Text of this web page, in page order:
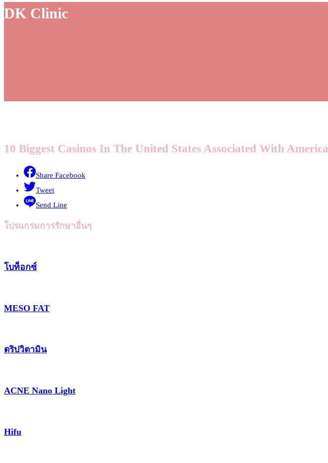
DK Clinic
10 Biggest Casinos In The United States Associated With America
Share Facebook
Tweet
Send Line
โปรแกรมการรักษาอื่นๆ
โบท็อกซ์
MESO FAT
ดริปวิตามิน
ACNE Nano Light
Hifu